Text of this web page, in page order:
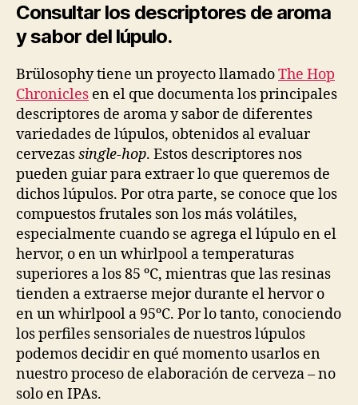
Consultar los descriptores de aroma
y sabor del lúpulo.
Brülosophy tiene un proyecto llamadoThe Hop
Chronicles en el que documenta los principales
descriptores de aroma y sabor de diferentes
variedades de lúpulos, obtenidos al evaluar
cervezassingle-hop. Estos descriptores nos
pueden guiar para extraer lo que queremos de
dichos lúpulos. Por otra parte, se conoce que los
compuestos frutales son los más volátiles,
especialmente cuando se agrega el lúpulo en el
hervor, o en un whirlpool a temperaturas
superiores a los 85 ºC, mientras que las resinas
tienden a extraerse mejor durante el hervor o
en un whirlpool a 95ºC. Por lo tanto, conociendo
los perfiles sensoriales de nuestros lúpulos
podemos decidir en qué momento usarlos en
nuestro proceso de elaboración de cerveza – no
solo en IPAs.